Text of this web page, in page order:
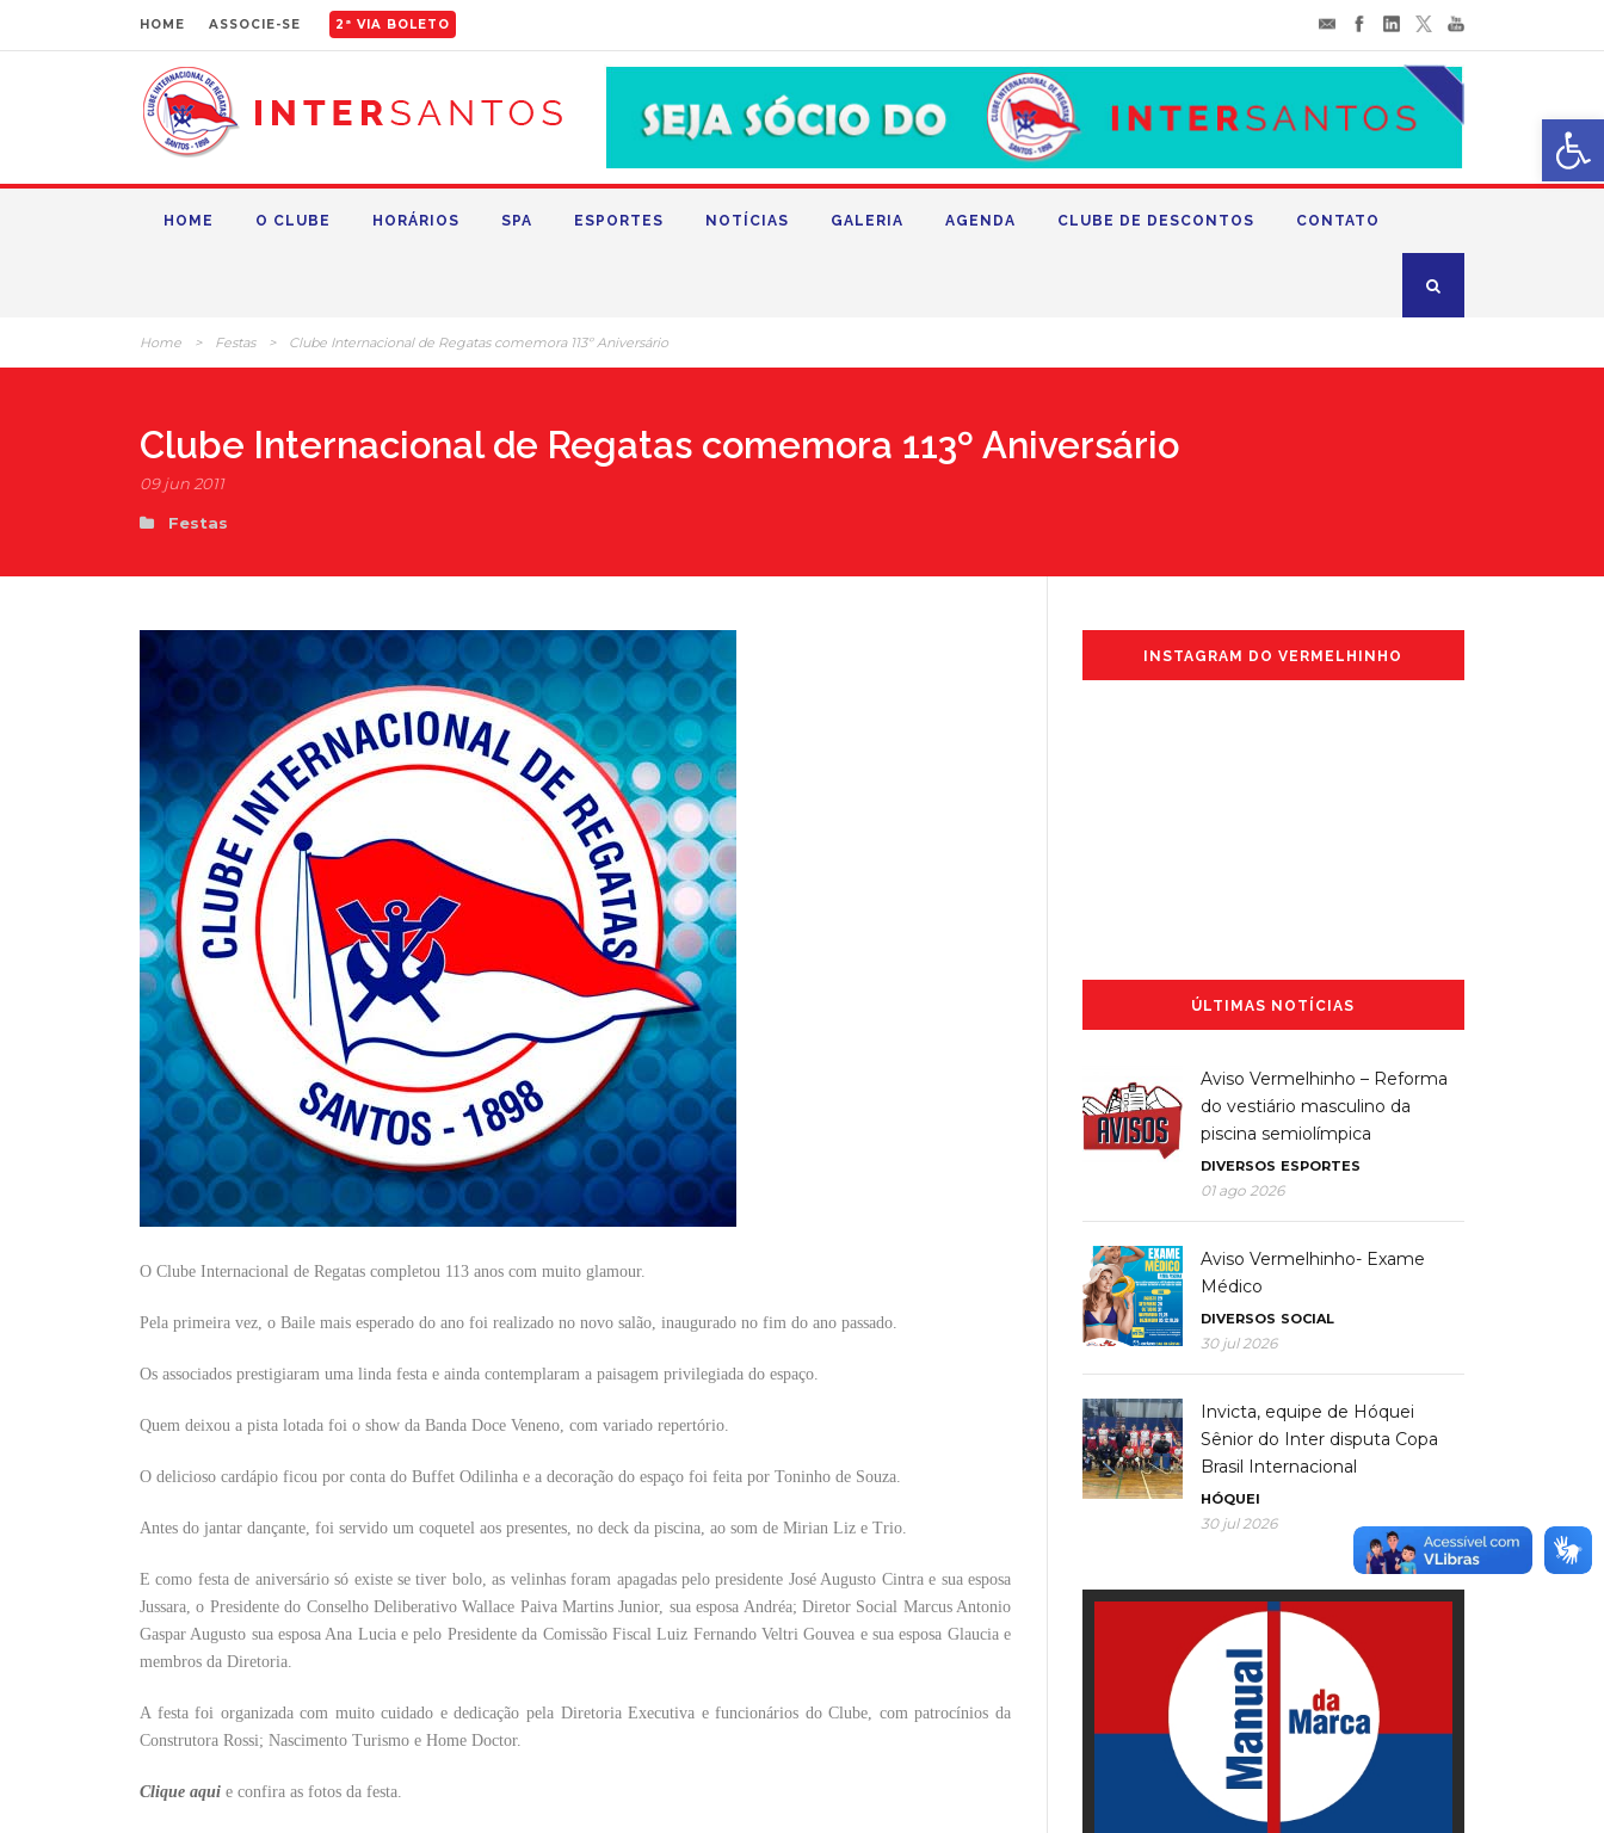
HOME ASSOCIE-SE 2ª VIA BOLETO
HOME O CLUBE HORÁRIOS SPA ESPORTES NOTÍCIAS GALERIA AGENDA CLUBE DE DESCONTOS CONTATO
Home > Festas > Clube Internacional de Regatas comemora 113º Aniversário
Clube Internacional de Regatas comemora 113º Aniversário
09 jun 2011
Festas
O Clube Internacional de Regatas completou 113 anos com muito glamour.
Pela primeira vez, o Baile mais esperado do ano foi realizado no novo salão, inaugurado no fim do ano passado.
Os associados prestigiaram uma linda festa e ainda contemplaram a paisagem privilegiada do espaço.
Quem deixou a pista lotada foi o show da Banda Doce Veneno, com variado repertório.
O delicioso cardápio ficou por conta do Buffet Odilinha e a decoração do espaço foi feita por Toninho de Souza.
Antes do jantar dançante, foi servido um coquetel aos presentes, no deck da piscina, ao som de Mirian Liz e Trio.
E como festa de aniversário só existe se tiver bolo, as velinhas foram apagadas pelo presidente José Augusto Cintra e sua esposa
Jussara, o Presidente do Conselho Deliberativo Wallace Paiva Martins Junior, sua esposa Andréa; Diretor Social Marcus Antonio
Gaspar Augusto sua esposa Ana Lucia e pelo Presidente da Comissão Fiscal Luiz Fernando Veltri Gouvea e sua esposa Glaucia e
membros da Diretoria.
A festa foi organizada com muito cuidado e dedicação pela Diretoria Executiva e funcionários do Clube, com patrocínios da
Construtora Rossi; Nascimento Turismo e Home Doctor.
Clique aqui e confira as fotos da festa.
INSTAGRAM DO VERMELHINHO
ÚLTIMAS NOTÍCIAS
Aviso Vermelhinho – Reforma
do vestiário masculino da
piscina semiolímpica
DIVERSOS ESPORTES
01 ago 2026
Aviso Vermelhinho- Exame
Médico
DIVERSOS SOCIAL
30 jul 2026
Invicta, equipe de Hóquei
Sênior do Inter disputa Copa
Brasil Internacional
HÓQUEI
30 jul 2026
Abrir